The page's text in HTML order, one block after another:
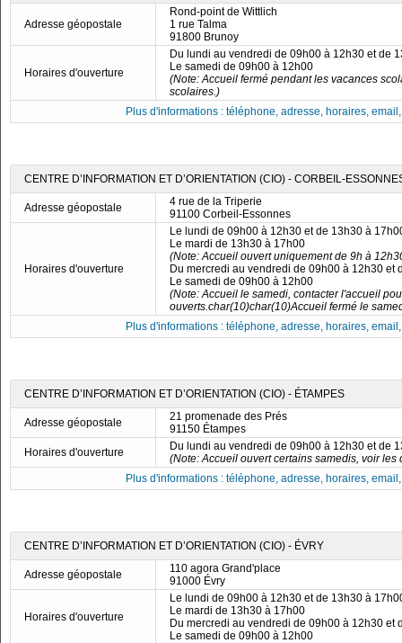
Adresse géopostale
Rond-point de Wittlich
1 rue Talma
91800 Brunoy
Horaires d'ouverture
Du lundi au vendredi de 09h00 à 12h30 et de
Le samedi de 09h00 à 12h00
(Note: Accueil fermé pendant les vacances
scolaires.)
Plus d'informations : téléphone, adresse, horaires,
CENTRE D’INFORMATION ET D’ORIENTATION (CIO) - CORBEIL-
Adresse géopostale
4 rue de la Triperie
91100 Corbeil-Essonnes
Horaires d'ouverture
Le lundi de 09h00 à 12h30 et de 13h30 à
Le mardi de 13h30 à 17h00
(Note: Accueil ouvert uniquement de 9h à
Du mercredi au vendredi de 09h00 à 12h30 et
Le samedi de 09h00 à 12h00
(Note: Accueil le samedi, contacter l'accueil
ouverts.char(10)char(10)Accueil fermé le
Plus d'informations : téléphone, adresse, horaires,
CENTRE D’INFORMATION ET D’ORIENTATION (CIO) - ÉTAMPES
Adresse géopostale
21 promenade des Prés
91150 Étampes
Horaires d'ouverture
Du lundi au vendredi de 09h00 à 12h30 et de
(Note: Accueil ouvert certains samedis, voir les
Plus d'informations : téléphone, adresse, horaires,
CENTRE D’INFORMATION ET D’ORIENTATION (CIO) - ÉVRY
Adresse géopostale
110 agora Grand'place
91000 Évry
Horaires d'ouverture
Le lundi de 09h00 à 12h30 et de 13h30 à
Le mardi de 13h30 à 17h00
Du mercredi au vendredi de 09h00 à 12h30 et
Le samedi de 09h00 à 12h00